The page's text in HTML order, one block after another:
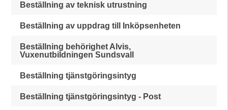
Beställning av teknisk utrustning
Beställning av uppdrag till Inköpsenheten
Beställning behörighet Alvis,
Vuxenutbildningen Sundsvall
Beställning tjänstgöringsintyg
Beställning tjänstgöringsintyg - Post